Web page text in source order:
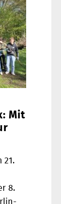
Mit
21.
8.